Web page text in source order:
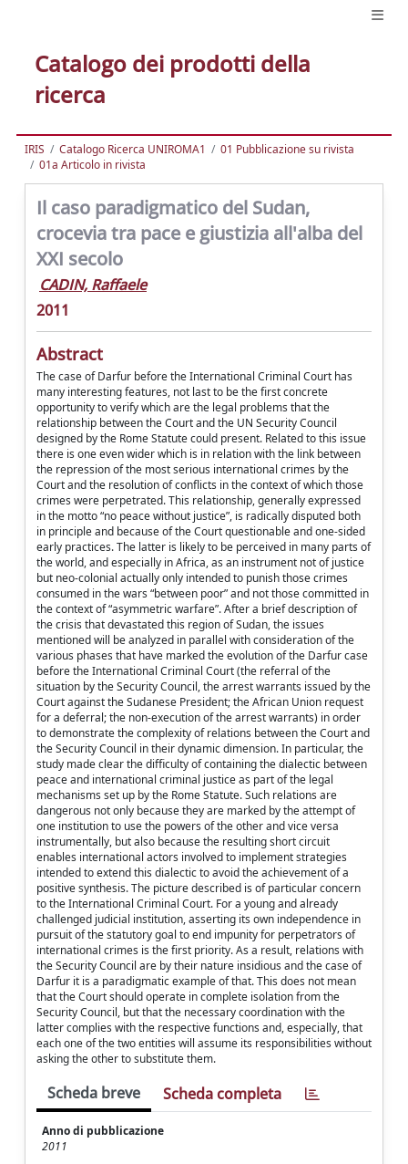
Catalogo dei prodotti della
ricerca
IRIS Catalogo Ricerca UNIROMA1
01 Pubblicazione su rivista
01a Articolo in rivista
Il caso paradigmatico del Sudan,
crocevia tra pace e giustizia all'alba del
XXI secolo
CADIN, Raffaele
2011
Abstract
The case of Darfur before the International Criminal Court has
many interesting features, not last to be the first concrete
opportunity to verify which are the legal problems that the
relationship between the Court and the UN Security Council
designed by the Rome Statute could present. Related to this issue
there is one even wider which is in relation with the link between
the repression of the most serious international crimes by the
Court and the resolution of conflicts in the context of which those
crimes were perpetrated. This relationship, generally expressed
in the motto “no peace without justice”, is radically disputed both
in principle and because of the Court questionable and one-sided
early practices. The latter is likely to be perceived in many parts of
the world, and especially in Africa, as an instrument not of justice
but neo-colonial actually only intended to punish those crimes
consumed in the wars “between poor” and not those committed in
the context of “asymmetric warfare”. After a brief description of
the crisis that devastated this region of Sudan, the issues
mentioned will be analyzed in parallel with consideration of the
various phases that have marked the evolution of the Darfur case
before the International Criminal Court (the referral of the
situation by the Security Council, the arrest warrants issued by the
Court against the Sudanese President; the African Union request
for a deferral; the non-execution of the arrest warrants) in order
to demonstrate the complexity of relations between the Court and
the Security Council in their dynamic dimension. In particular, the
study made clear the difficulty of containing the dialectic between
peace and international criminal justice as part of the legal
mechanisms set up by the Rome Statute. Such relations are
dangerous not only because they are marked by the attempt of
one institution to use the powers of the other and vice versa
instrumentally, but also because the resulting short circuit
enables international actors involved to implement strategies
intended to extend this dialectic to avoid the achievement of a
positive synthesis. The picture described is of particular concern
to the International Criminal Court. For a young and already
challenged judicial institution, asserting its own independence in
pursuit of the statutory goal to end impunity for perpetrators of
international crimes is the first priority. As a result, relations with
the Security Council are by their nature insidious and the case of
Darfur it is a paradigmatic example of that. This does not mean
that the Court should operate in complete isolation from the
Security Council, but that the necessary coordination with the
latter complies with the respective functions and, especially, that
each one of the two entities will assume its responsibilities without
asking the other to substitute them.
Scheda breve Scheda completa
Anno di pubblicazione
2011